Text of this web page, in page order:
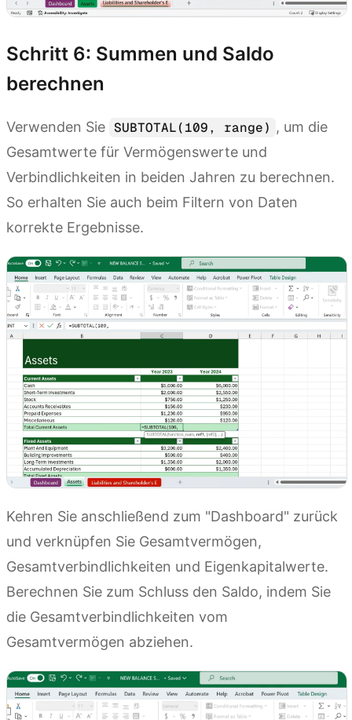
Schritt 6: Summen und Saldo
berechnen
Verwenden Sie SUBTOTAL(109, range) , um die
Gesamtwerte für Vermögenswerte und
Verbindlichkeiten in beiden Jahren zu berechnen.
So erhalten Sie auch beim Filtern von Daten
korrekte Ergebnisse.
Kehren Sie anschließend zum "Dashboard" zurück
und verknüpfen Sie Gesamtvermögen,
Gesamtverbindlichkeiten und Eigenkapitalwerte.
Berechnen Sie zum Schluss den Saldo, indem Sie
die Gesamtverbindlichkeiten vom
Gesamtvermögen abziehen.